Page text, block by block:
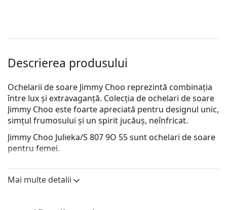
Descrierea produsului
Ochelarii de soare Jimmy Choo reprezintă combinația
între lux și extravaganță. Colecția de ochelari de soare
Jimmy Choo este foarte apreciată pentru designul unic,
simțul frumosului și un spirit jucăuș, neînfricat.
Jimmy Choo Julieka/S 807 9O 55sunt ochelari de soare
pentru femei.
cu ajutorul funcției Probează virtual ochelari de soare.
Mai multe detalii